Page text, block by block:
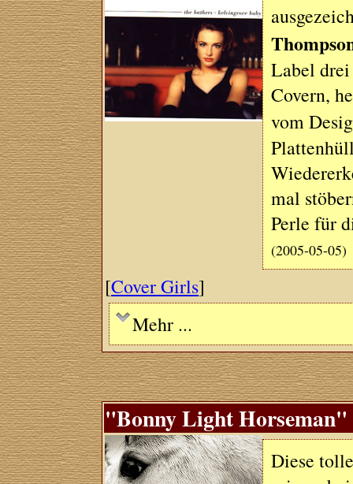
Label
Covern,
vom
mal
Perle für
(2005-05-05)
[Cover Girls]
Mehr ...
"Bonny Light Horseman"
Diese